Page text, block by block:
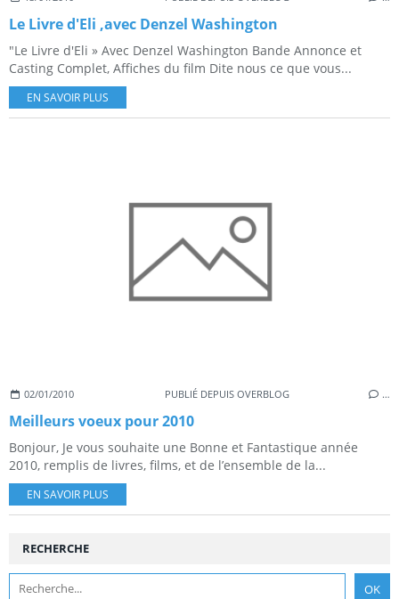
Le Livre d'Eli ,avec Denzel Washington
"Le Livre d'Eli » Avec Denzel Washington Bande Annonce et
Casting Complet, Affiches du film Dite nous ce que vous...
EN SAVOIR PLUS
02/01/2010 PUBLIÉ DEPUIS OVERBLOG …
Meilleurs voeux pour 2010
Bonjour, Je vous souhaite une Bonne et Fantastique année
2010, remplis de livres, films, et de l’ensemble de la...
EN SAVOIR PLUS
RECHERCHE